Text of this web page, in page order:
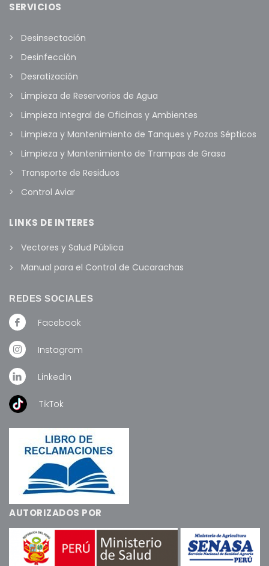
SERVICIOS
Desinsectación
Desinfección
Desratización
Limpieza de Reservorios de Agua
Limpieza Integral de Oficinas y Ambientes
Limpieza y Mantenimiento de Tanques y Pozos Sépticos
Limpieza y Mantenimiento de Trampas de Grasa
Transporte de Residuos
Control Aviar
LINKS DE INTERES
Vectores y Salud Pública
Manual para el Control de Cucarachas
REDES SOCIALES
Facebook
Instagram
LinkedIn
TikTok
AUTORIZADOS POR